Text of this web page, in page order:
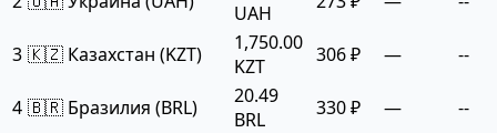
UAH
3 🇰🇿 Казахстан (KZT)
1,750.00
KZT
306 ₽ — --
4 🇧🇷 Бразилия (BRL)
20.49
BRL
330 ₽ —
--